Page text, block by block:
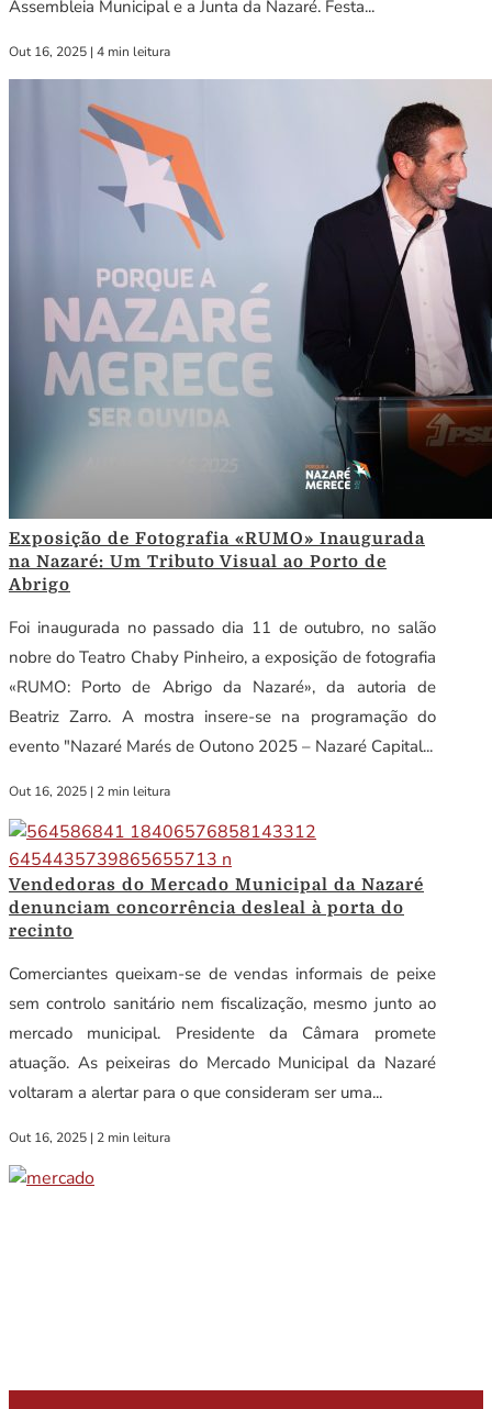
Assembleia Municipal e a Junta da Nazaré. Festa...
Out 16, 2025 | 4 min leitura
Exposição de Fotografia «RUMO» Inaugurada
na Nazaré: Um Tributo Visual ao Porto de
Abrigo
Foi inaugurada no passado dia 11 de outubro, no salão
nobre do Teatro Chaby Pinheiro, a exposição de fotografia
«RUMO: Porto de Abrigo da Nazaré», da autoria de
Beatriz Zarro. A mostra insere-se na programação do
evento "Nazaré Marés de Outono 2025 – Nazaré Capital...
Out 16, 2025 | 2 min leitura
Vendedoras do Mercado Municipal da Nazaré
denunciam concorrência desleal à porta do
recinto
Comerciantes queixam-se de vendas informais de peixe
sem controlo sanitário nem fiscalização, mesmo junto ao
mercado municipal. Presidente da Câmara promete
atuação. As peixeiras do Mercado Municipal da Nazaré
voltaram a alertar para o que consideram ser uma...
Out 16, 2025 | 2 min leitura